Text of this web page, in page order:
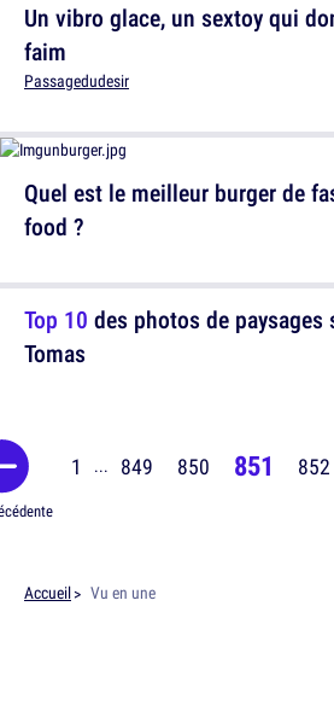
Quel est le meilleur burger de
food ?
Un vibro glace, un sextoy qui
faim
Passagedudesir
Top 10 des photos de paysages
Tomas
1 ... 849 850 851 852
Accueil Vu en une